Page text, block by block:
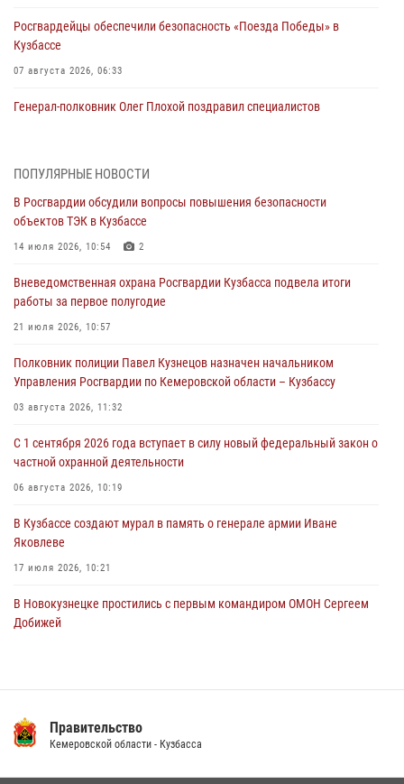
Росгвардейцы обеспечили безопасность «Поезда Победы» в
Кузбассе
07 августа 2026, 06:33
Генерал-полковник Олег Плохой поздравил специалистов
07 августа 2026, 05:32
С 1 сентября 2026 года вступает в силу новый федеральный закон о
частной охранной деятельности
06 августа 2026, 10:19
Росгвардейцы задержали предполагаемого виновника причинения
ножевого ранения кемеровчанину
06 августа 2026, 09:18
Росгвардейцы задержали мужчину, повредившего имущество
горожанки
06 августа 2026, 08:17
Росгвардейцы пресекли противоправные действия и защитили
новокузнечанку от агрессивного знакомого
06 августа 2026, 07:16
ПОПУЛЯРНЫЕ НОВОСТИ
В Росгвардии обсудили вопросы повышения безопасности
объектов ТЭК в Кузбассе
14 июля 2026, 10:54 2
Вневедомственная охрана Росгвардии Кузбасса подвела итоги
работы за первое полугодие
21 июля 2026, 10:57
Полковник полиции Павел Кузнецов назначен начальником
Управления Росгвардии по Кемеровской области – Кузбассу
03 августа 2026, 11:32
С 1 сентября 2026 года вступает в силу новый федеральный закон о
частной охранной деятельности
06 августа 2026, 10:19
В Кузбассе создают мурал в память о генерале армии Иване
Яковлеве
17 июля 2026, 10:21
В Новокузнецке простились с первым командиром ОМОН Сергеем
Добижей
14 июля 2026, 08:52 1
Правительство
Кемеровской области - Кузбасса